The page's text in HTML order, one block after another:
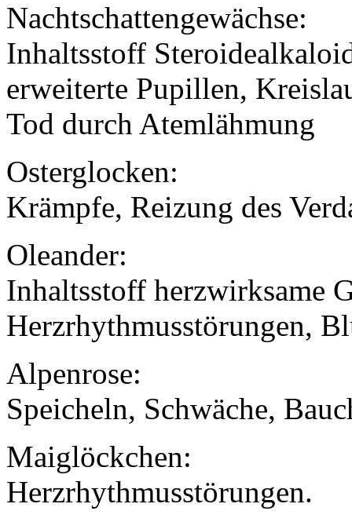
Nachtschattengewächse:
Inhaltsstoff
erweiterte Pupillen,
Tod durch Atemlähmung
Osterglocken:
Krämpfe, Reizung des
Oleander:
Inhaltsstoff herzwirksame
Herzrhythmusstörungen,
Alpenrose:
Speicheln, Schwäche,
Maiglöckchen:
Herzrhythmusstörungen.